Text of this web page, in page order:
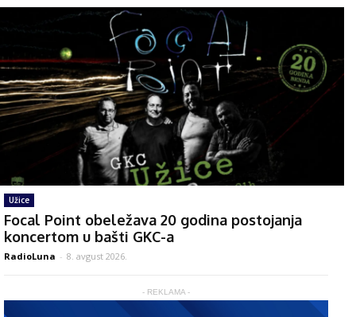
Užice
Focal Point obeležava 20 godina postojanja
koncertom u bašti GKC-a
RadioLuna - 8. avgust 2026.
- REKLAMA -